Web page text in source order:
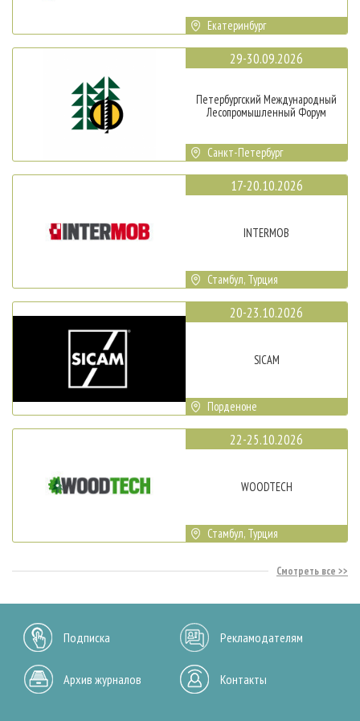
Екатеринбург
29-30.09.2026
Петербургский Международный
Лесопромышленный Форум
Санкт-Петербург
17-20.10.2026
INTERMOB
Стамбул, Турция
20-23.10.2026
SICAM
Порденоне
22-25.10.2026
WOODTECH
Стамбул, Турция
Смотреть все
Подписка Рекламодателям
Архив журналов Контакты